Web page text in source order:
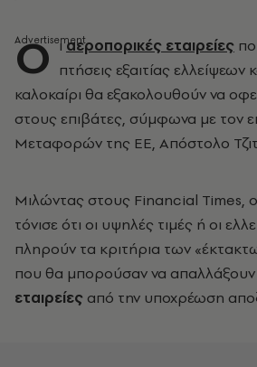
Ο ιαεροπορικές εταιρείες
πτήσεις εξαιτίας ελλείψεων
καλοκαίρι θα εξακολουθούν να
στους επιβάτες, σύμφωνα με τον
Μεταφορών της ΕΕ, Απόστολο
Μιλώντας στους Financial Times, ο
τόνισε ότι οι υψηλές τιμές ή οι
πληρούν τα κριτήρια των
που θα μπορούσαν να απαλλάξουν
εταιρείες από την υποχρέωση